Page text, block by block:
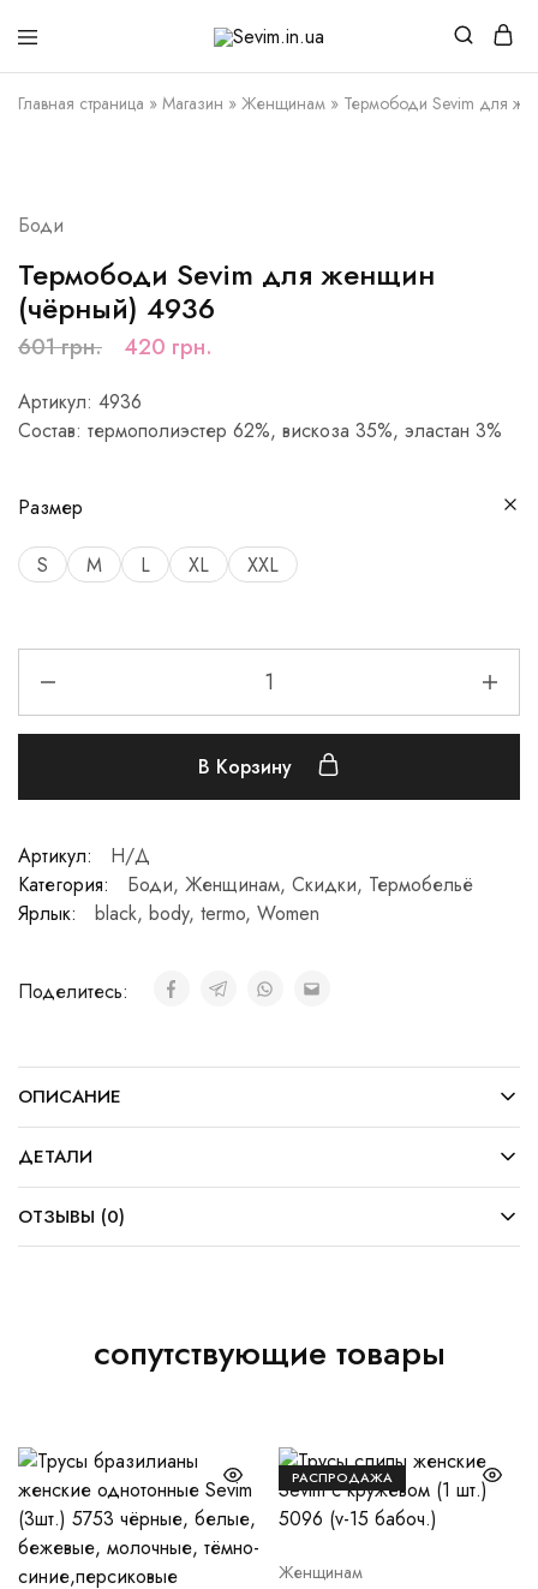
Sevim.in.ua
Интернет
магазин
белья
и
Главная страница » Магазин » Женщинам » Термободи Sevim для
Боди
Термободи Sevim для женщин
(чёрный) 4936
601грн. 420 грн.
Артикул: 4936
Состав: термополиэстер 62%, вискоза 35%, эластан 3%
Размер
S M L XL XXL
В Корзину
Артикул:
Н/Д
Категория:
Боди, Женщинам, Скидки, Термобельё
Ярлык:
black, body, termo, Women
Поделитесь:
ОПИСАНИЕ
ДЕТАЛИ
ОТЗЫВЫ (0)
сопутствующие товары
РАСПРОДАЖА
Женщинам